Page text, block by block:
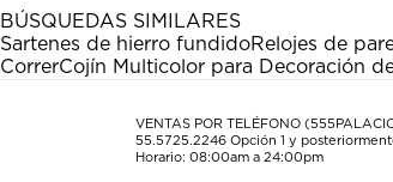
estrella
Esta
acción
abrirá
formulario
estrellas.
Esta
acción
abrirá
formulario
de
estrellas.
Esta
acción
abrirá
formulario
de
estrellas.
Esta
acción
abrirá
formulario
de
Esta
acción
abrirá
formulario
de
envío.
BÚSQUEDAS SIMILARES
Sartenes de hierro fundidoRelojes de
CorrerCojín Multicolor para Decoración
VENTAS POR TELÉFONO
55.5725.2246 Opción 1 y
Horario: 08:00am a 24:00pm